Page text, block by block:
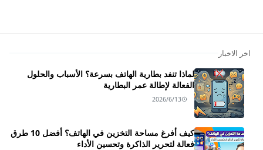
اخر الاخبار
لماذا تنفد بطارية الهاتف بسرعة؟ الأسباب والحلول
الفعالة لإطالة عمر البطارية
2026/6/13
كيف أفرغ مساحة التخزين في الهاتف؟ أفضل 10 طرق
فعالة لتحرير الذاكرة وتحسين الأداء